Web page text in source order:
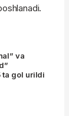
va
gol urildi